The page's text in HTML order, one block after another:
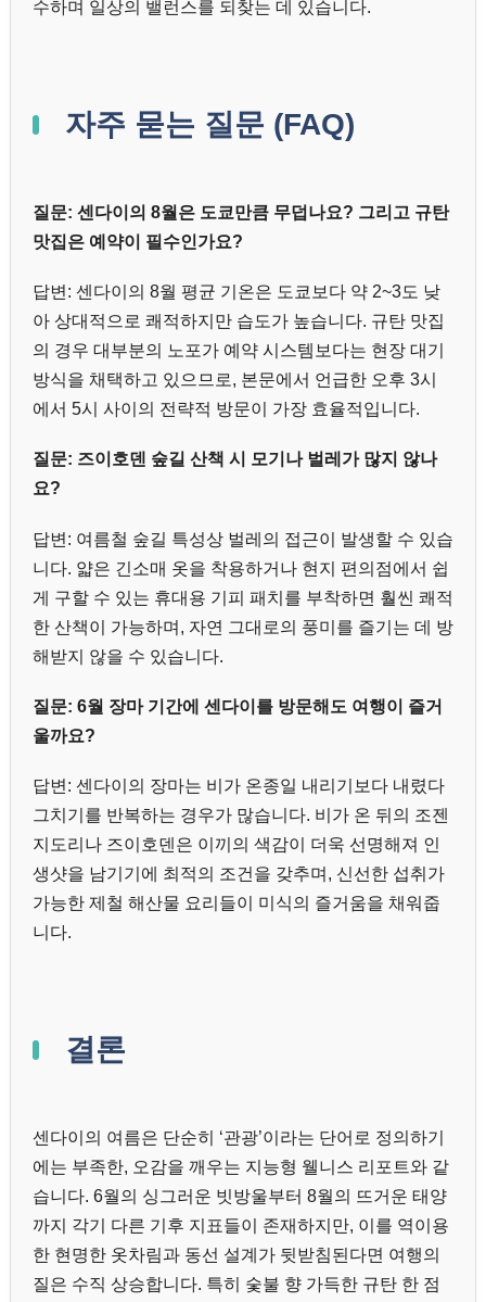
수하며 일상의 밸런스를 되찾는 데 있습니다.
자주 묻는 질문 (FAQ)
질문: 센다이의 8월은 도쿄만큼 무덥나요? 그리고 규탄
맛집은 예약이 필수인가요?
답변: 센다이의 8월 평균 기온은 도쿄보다 약 2~3도 낮
아 상대적으로 쾌적하지만 습도가 높습니다. 규탄 맛집
의 경우 대부분의 노포가 예약 시스템보다는 현장 대기
방식을 채택하고 있으므로, 본문에서 언급한 오후 3시
에서 5시 사이의 전략적 방문이 가장 효율적입니다.
질문: 즈이호덴 숲길 산책 시 모기나 벌레가 많지 않나
요?
답변: 여름철 숲길 특성상 벌레의 접근이 발생할 수 있습
니다. 얇은 긴소매 옷을 착용하거나 현지 편의점에서 쉽
게 구할 수 있는 휴대용 기피 패치를 부착하면 훨씬 쾌적
한 산책이 가능하며, 자연 그대로의 풍미를 즐기는 데 방
해받지 않을 수 있습니다.
질문: 6월 장마 기간에 센다이를 방문해도 여행이 즐거
울까요?
답변: 센다이의 장마는 비가 온종일 내리기보다 내렸다
그치기를 반복하는 경우가 많습니다. 비가 온 뒤의 조젠
지도리나 즈이호덴은 이끼의 색감이 더욱 선명해져 인
생샷을 남기기에 최적의 조건을 갖추며, 신선한 섭취가
가능한 제철 해산물 요리들이 미식의 즐거움을 채워줍
니다.
결론
센다이의 여름은 단순히 ‘관광’이라는 단어로 정의하기
에는 부족한, 오감을 깨우는 지능형 웰니스 리포트와 같
습니다. 6월의 싱그러운 빗방울부터 8월의 뜨거운 태양
까지 각기 다른 기후 지표들이 존재하지만, 이를 역이용
한 현명한 옷차림과 동선 설계가 뒷받침된다면 여행의
질은 수직 상승합니다. 특히 숯불 향 가득한 규탄 한 점